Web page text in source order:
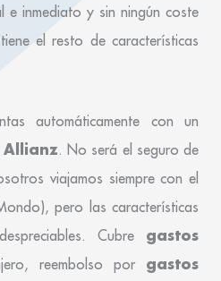
e inmediato y sin ningún coste
el resto de características
automáticamente con un
. No será el seguro de
viajamos siempre con el
pero las características
Cubre gastos
reembolso por gastos